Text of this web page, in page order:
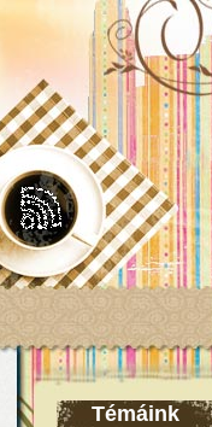
Témáink